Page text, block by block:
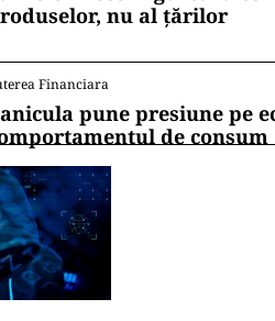
nu al țărilor
Financiara
pune presiune pe
de consum